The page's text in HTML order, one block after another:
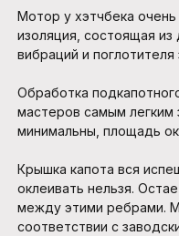
Мотор у хэтчбека
изоляция, состоящая
вибраций и
Обработка
мастеров самым
минимальны, площадь
Крышка капота вся
оклеивать нельзя.
между этими ребрами.
соответствии с